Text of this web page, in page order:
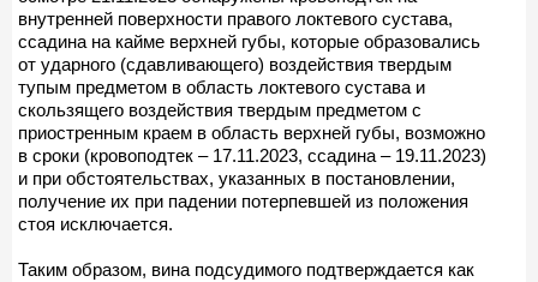
внутренней поверхности правого локтевого сустава,
ссадина на кайме верхней губы, которые образовались
от ударного (сдавливающего) воздействия твердым
тупым предметом в область локтевого сустава и
скользящего воздействия твердым предметом с
приостренным краем в область верхней губы, возможно
в сроки (кровоподтек – 17.11.2023, ссадина – 19.11.2023)
и при обстоятельствах, указанных в постановлении,
получение их при падении потерпевшей из положения
стоя исключается.
Таким образом, вина подсудимого подтверждается как